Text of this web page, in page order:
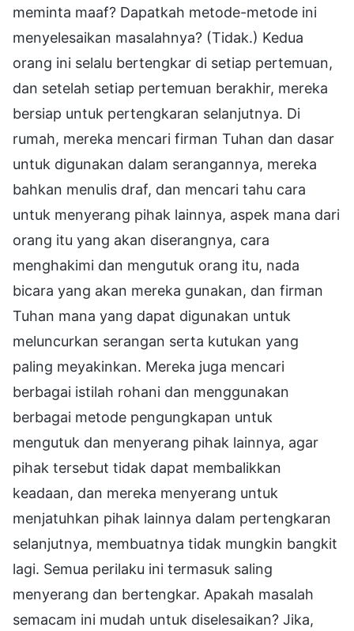
meminta maaf? Dapatkah metode-metode ini
menyelesaikan masalahnya? (Tidak.) Kedua
orang ini selalu bertengkar di setiap pertemuan,
dan setelah setiap pertemuan berakhir, mereka
bersiap untuk pertengkaran selanjutnya. Di
rumah, mereka mencari firman Tuhan dan dasar
untuk digunakan dalam serangannya, mereka
bahkan menulis draf, dan mencari tahu cara
untuk menyerang pihak lainnya, aspek mana dari
orang itu yang akan diserangnya, cara
menghakimi dan mengutuk orang itu, nada
bicara yang akan mereka gunakan, dan firman
Tuhan mana yang dapat digunakan untuk
meluncurkan serangan serta kutukan yang
paling meyakinkan. Mereka juga mencari
berbagai istilah rohani dan menggunakan
berbagai metode pengungkapan untuk
mengutuk dan menyerang pihak lainnya, agar
pihak tersebut tidak dapat membalikkan
keadaan, dan mereka menyerang untuk
menjatuhkan pihak lainnya dalam pertengkaran
selanjutnya, membuatnya tidak mungkin bangkit
lagi. Semua perilaku ini termasuk saling
menyerang dan bertengkar. Apakah masalah
semacam ini mudah untuk diselesaikan? Jika,